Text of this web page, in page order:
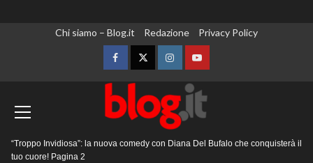
Chi siamo – Blog.it Redazione Privacy Policy
FacebookTwitterInstagramYouTube
principale
“Troppo Invidiosa”: la nuova comedy con Diana Del Bufalo che conquisterà il
tuo cuore! Pagina 2